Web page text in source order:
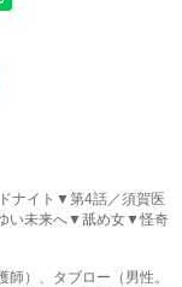
ナイト▼第4話／須賀医
い未来へ▼舐め女▼怪奇
）、タブロー（男性。